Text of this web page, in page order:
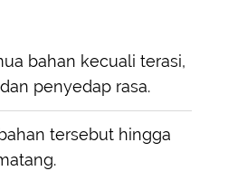
bahan kecuali terasi,
penyedap rasa.
tersebut hingga